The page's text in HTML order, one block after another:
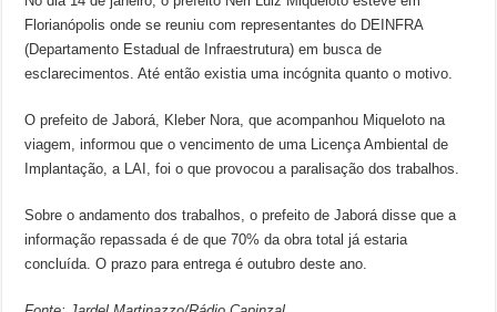
Florianópolis onde se reuniu com representantes do DEINFRA
(Departamento Estadual de Infraestrutura) em busca de
esclarecimentos. Até então existia uma incógnita quanto o motivo.
O prefeito de Jaborá, Kleber Nora, que acompanhou Miqueloto na
viagem, informou que o vencimento de uma Licença Ambiental de
Implantação, a LAI, foi o que provocou a paralisação dos trabalhos.
Sobre o andamento dos trabalhos, o prefeito de Jaborá disse que a
informação repassada é de que 70% da obra total já estaria
concluída. O prazo para entrega é outubro deste ano.